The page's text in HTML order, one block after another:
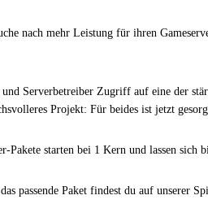
nach mehr Leistung für ihren
Serverbetreiber Zugriff auf eine der
Projekt: Für beides ist jetzt
Pakete starten bei 1 Kern und lassen
passende Paket findest du auf unserer